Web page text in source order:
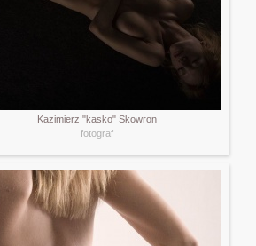
Kazimierz "kasko" Skowron
fotograf